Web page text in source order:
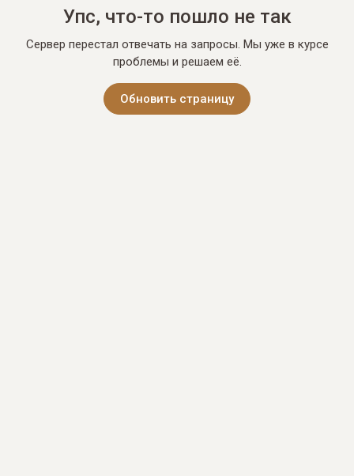
Упс, что-то пошло не так
Сервер перестал отвечать на запросы. Мы уже в курсе
проблемы и решаем её.
Обновить страницу